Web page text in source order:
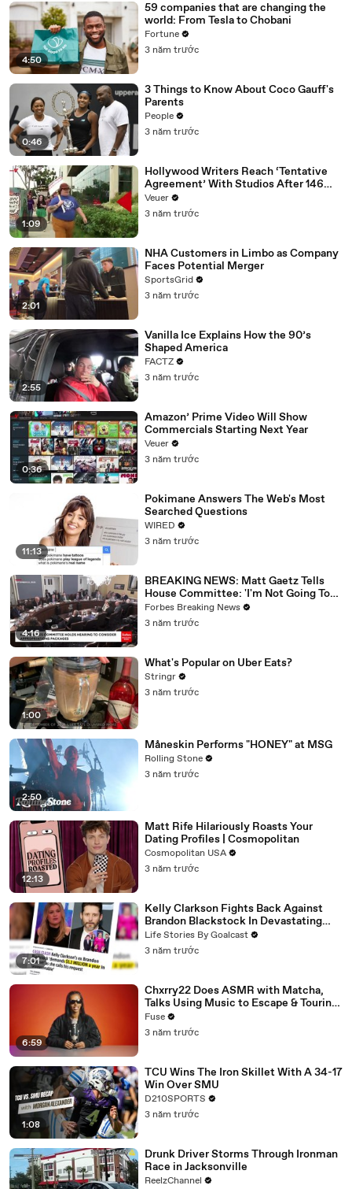
4:50
59 companies that are changing the
world: From Tesla to Chobani
Fortune
3 năm trước
0:46
3 Things to Know About Coco Gauff's
Parents
People
3 năm trước
1:09
Hollywood Writers Reach ‘Tentative
Agreement’ With Studios After 146
Day Strike
Veuer
3 năm trước
2:01
NHA Customers in Limbo as Company
Faces Potential Merger
SportsGrid
3 năm trước
2:55
Vanilla Ice Explains How the 90’s
Shaped America
FACTZ
3 năm trước
0:36
Amazon’ Prime Video Will Show
Commercials Starting Next Year
Veuer
3 năm trước
11:13
Pokimane Answers The Web's Most
Searched Questions
WIRED
3 năm trước
4:16
BREAKING NEWS: Matt Gaetz Tells
House Committee: 'I'm Not Going To
Vote For A Continuing Resolution'
Forbes Breaking News
3 năm trước
1:00
What's Popular on Uber Eats?
Stringr
3 năm trước
2:50
Måneskin Performs "HONEY" at MSG
Rolling Stone
3 năm trước
12:13
Matt Rife Hilariously Roasts Your
Dating Profiles | Cosmopolitan
Cosmopolitan USA
3 năm trước
7:01
Kelly Clarkson Fights Back Against
Brandon Blackstock In Devastating
Divorce Battle
Life Stories By Goalcast
3 năm trước
6:59
Chxrry22 Does ASMR with Matcha,
Talks Using Music to Escape & Touring
with The Weeknd
Fuse
3 năm trước
1:08
TCU Wins The Iron Skillet With A 34-17
Win Over SMU
D210SPORTS
3 năm trước
Drunk Driver Storms Through Ironman
Race in Jacksonville
ReelzChannel